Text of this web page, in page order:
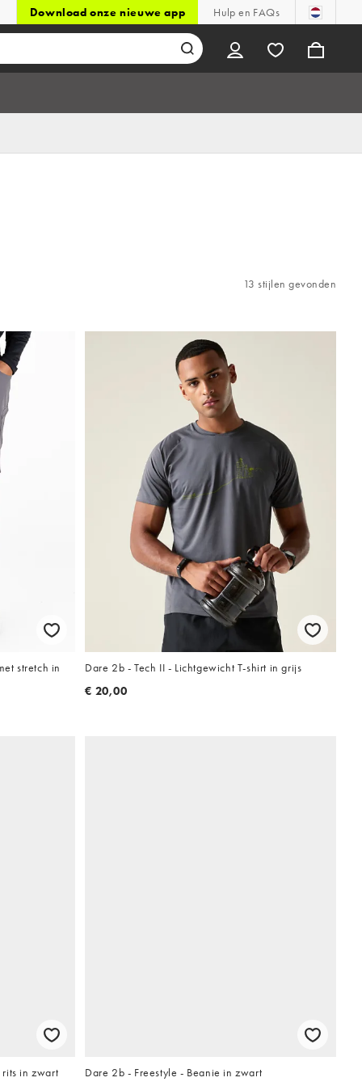
Download onze nieuwe app Hulp en FAQs
13 stijlen gevonden
stretch in
Dare 2b - Tech II - Lichtgewicht T-shirt in grijs
€ 20,00
in zwart
Dare 2b - Freestyle - Beanie in zwart